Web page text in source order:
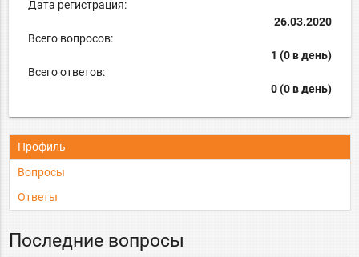
Дата регистрация:
26.03.2020
Всего вопросов:
1 (0 в день)
Всего ответов:
0 (0 в день)
Профиль
Вопросы
Ответы
Последние вопросы